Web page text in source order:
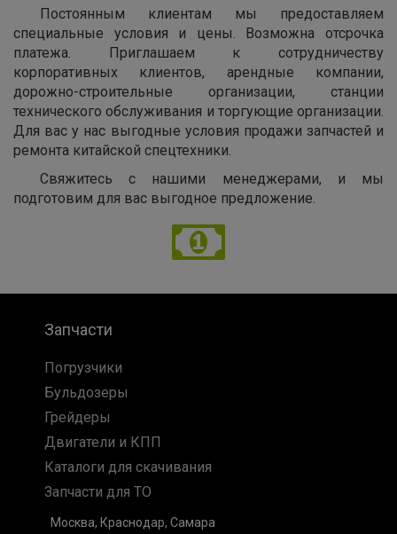
Постоянным клиентам мы предоставляем
специальные условия и цены. Возможна отсрочка
платежа. Приглашаем к сотрудничеству
корпоративных клиентов, арендные компании,
дорожно-строительные организации, станции
технического обслуживания и торгующие организации.
Для вас у нас выгодные условия продажи запчастей и
ремонта китайской спецтехники.
Свяжитесь с нашими менеджерами, и мы
подготовим для вас выгодное предложение.
Запчасти
Погрузчики
Бульдозеры
Грейдеры
Двигатели и КПП
Каталоги для скачивания
Запчасти для ТО
Москва, Краснодар, Самара